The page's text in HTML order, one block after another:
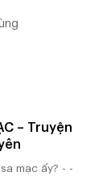
– Truyện
mạc ấy? - -